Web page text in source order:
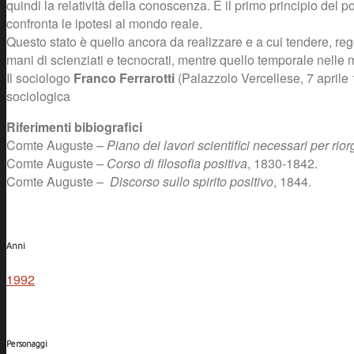
quindi la relatività della conoscenza. È il primo principio del
confronta le ipotesi al mondo reale.
Questo stato è quello ancora da realizzare e a cui tendere,
mani di scienziati e tecnocrati, mentre quello temporale nelle
Il sociologo Franco Ferrarotti (Palazzolo Vercellese, 7
sociologica
Riferimenti bibiografici
Comte Auguste –Piano dei lavori scientifici necessari per
Comte Auguste – Corso di filosofia positiva, 1830-1842.
Comte Auguste – Discorso sullo spirito positivo, 1844.
Anni
1992
Personaggi